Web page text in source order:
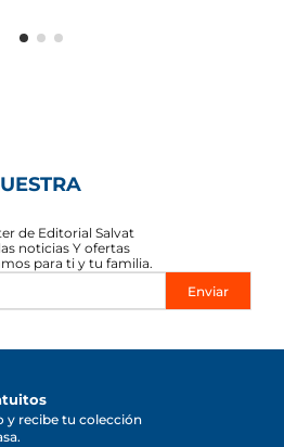
de Editorial Salvat
noticias Y ofertas
para ti y tu familia.
Enviar
y recibe tu colección